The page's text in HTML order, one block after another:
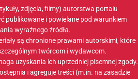
zdjęcia, filmy) autorstwa portalu
publikowane i powielane pod warunkiem
wyraźnego źródła.
są chronione prawami autorskimi, które
twórcom i wydawcom.
uzyskania ich uprzedniej pisemnej zgody.
i agreguje treści (m.in. na zasadzie